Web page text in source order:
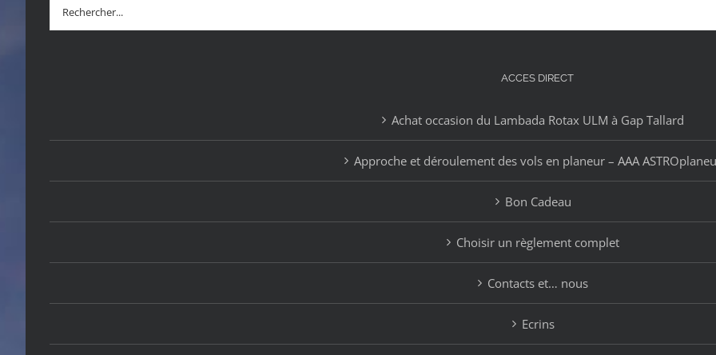
Rechercher:
ACCES DIRECT
Achat occasion du Lambada Rotax ULM à Gap Tallard
Approche et déroulement des vols en planeur – AAA
Bon Cadeau
Choisir un règlement complet
Contacts et… nous
Ecrins